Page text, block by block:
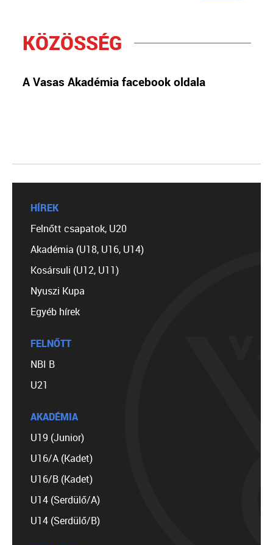
KÖZÖSSÉG
A Vasas Akadémia facebook oldala
HÍREK
Felnőtt csapatok, U20
Akadémia (U18, U16, U14)
Kosársuli (U12, U11)
Nyuszi Kupa
Egyéb hírek
FELNŐTT
NBI B
U21
AKADÉMIA
U19 (Junior)
U16/A (Kadet)
U16/B (Kadet)
U14 (Serdülő/A)
U14 (Serdülő/B)